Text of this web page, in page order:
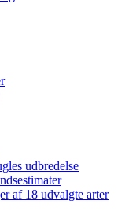
udbredelse
af 18 udvalgte arter